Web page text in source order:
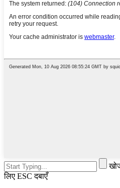
लिए ESC दबाएँ